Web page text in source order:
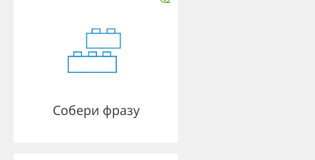
Собери фразу